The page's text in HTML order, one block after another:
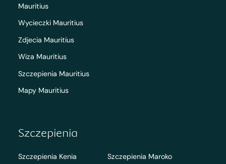
Mauritius
Wycieczki Mauritius
Zdjecia Mauritius
Wiza Mauritius
Szczepienia Mauritius
Mapy Mauritius
Szczepienia
Szczepienia Kenia
Szczepienia Maroko